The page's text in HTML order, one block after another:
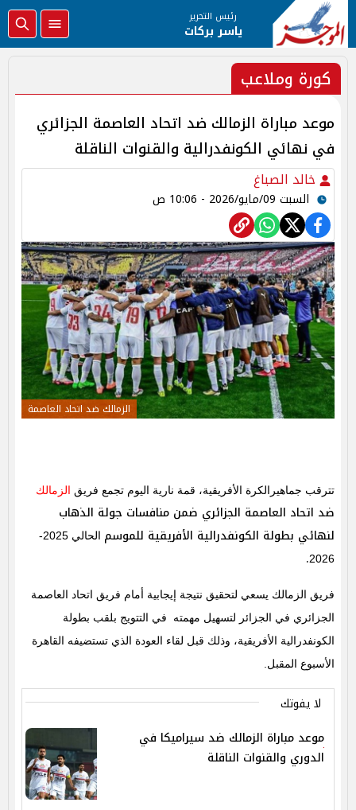
رئيس التحرير
ياسر بركات
كورة وملاعب
موعد مباراة الزمالك ضد اتحاد العاصمة الجزائري
في نهائي الكونفدرالية والقنوات الناقلة
خالد الصباغ
السبت 09/مايو/2026 - 10:06 ص
الزمالك ضد اتحاد العاصمة
تترقب جماهيرالكرة الأفريقية، قمة نارية اليوم تجمع فريق الزمالك
ضد اتحاد العاصمة الجزائري ضمن منافسات جولة الذهاب
لنهائي بطولة الكونفدرالية الأفريقية للموسم
الحالي 2025-
2026
.
فريق الزمالك يسعي لتحقيق نتيجة إيجابية أمام فريق اتحاد العاصمة
الجزائري في الجزائر لتسهيل مهمته في التتويج بلقب بطولة
الكونفدرالية الأفريقية، وذلك قبل لقاء العودة الذي تستضيفه القاهرة
الأسبوع المقبل.
لا يفوتك
موعد مباراة الزمالك ضد سيراميكا في
الدوري والقنوات الناقلة